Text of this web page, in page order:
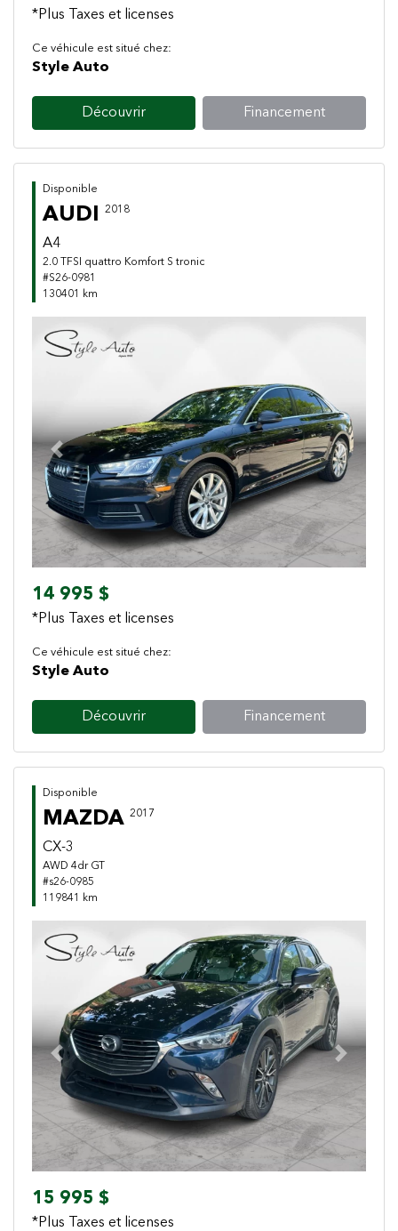
*Plus Taxes et licenses
Ce véhicule est situé chez:
Style Auto
Découvrir Financement
Disponible
AUDI 2018
A4
2.0 TFSI quattro Komfort S tronic
#S26-0981
130401 km
Previous Next
14 995 $
*Plus Taxes et licenses
Ce véhicule est situé chez:
Style Auto
Découvrir Financement
Disponible
MAZDA 2017
CX-3
AWD 4dr GT
#s26-0985
119841 km
Previous Next
15 995 $
*Plus Taxes et licenses